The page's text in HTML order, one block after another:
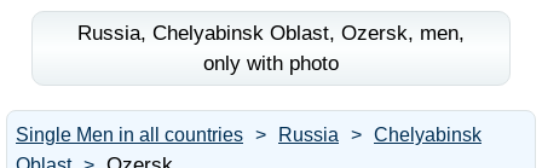
Russia, Chelyabinsk Oblast, Ozersk, men,
only with photo
Single Men in all countries Russia
Chelyabinsk